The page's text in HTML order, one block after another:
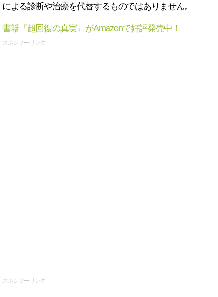
による診断や治療を代替するものではありません。
書籍『超回復の真実』がAmazonで好評発売中！
スポンサーリンク
スポンサーリンク